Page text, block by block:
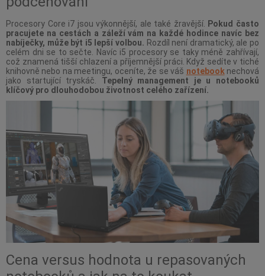
Procesory Core i7 jsou výkonnější, ale také žravější. Pokud často
pracujete na cestách a záleží vám na každé hodince navíc bez
nabíječky, může být i5 lepší volbou. Rozdíl není dramatický, ale po
celém dni se to sečte. Navíc i5 procesory se taky méně zahřívají,
což znamená tišší chlazení a příjemnější práci. Když sedíte v tiché
knihovně nebo na meetingu, oceníte, že se váš notebooknechová
jako startující tryskáč. Tepelný management je u notebooků
klíčový pro dlouhodobou životnost celého zařízení.
Cena versus hodnota u repasovaných